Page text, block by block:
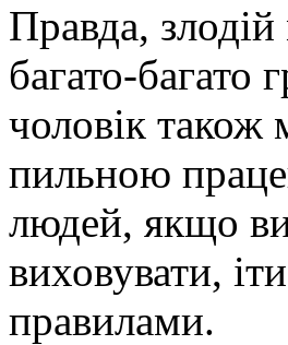
Правда,
багато-багато
чоловік також
пильною
людей, якщо
виховувати,
правилами.